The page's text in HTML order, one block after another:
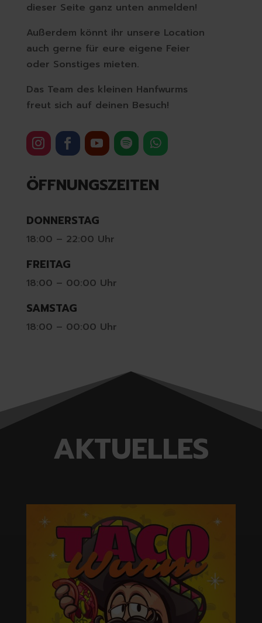
dieser Seite ganz unten anmelden!
Außerdem könnt ihr unsere Location
auch gerne für eure eigene Feier
oder Sonstiges mieten.
Das Team des kleinen Hanfwurms
freut sich auf deinen Besuch!
ÖFFNUNGSZEITEN
DONNERSTAG
18:00 – 22:00 Uhr
FREITAG
18:00 – 00:00 Uhr
SAMSTAG
18:00 – 00:00 Uhr
AKTUELLES